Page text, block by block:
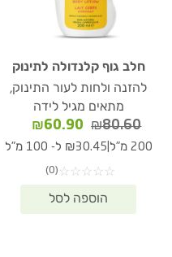
חלב גוף קלנדולה לתינוק
להזנה ולחות לעור התינוק,
מתאים מגיל לידה
₪80.60
המחיר
המקורי
₪80.60.
₪60.90
המחיר
הנוכחי
200 מ"ל ₪30.45 ל- 100 מ"ל
☆
☆
☆
☆
☆
(0)